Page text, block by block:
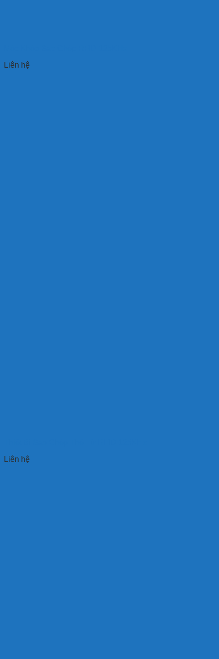
Liên hệ
Liên hệ